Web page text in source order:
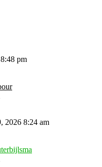
pm
2026 8:24 am